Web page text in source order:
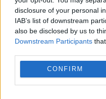
disclosure of your personal
IAB’s list of downstream
also be disclosed by us to
Downstream Participants
CONFIRM
vapori
posibilelor daune
de umiditate.
Niveluri
interioară